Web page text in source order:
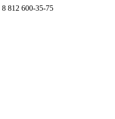
8 812 600-35-75